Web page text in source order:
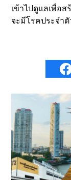
เข้าไปดูแลเพื่อ
จะมีโรคประจำ